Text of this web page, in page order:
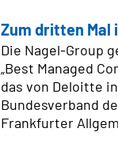
Zum dritten Mal
Die Nagel-Group
„Best Managed
das von Deloitte
Bundesverband
Frankfurter